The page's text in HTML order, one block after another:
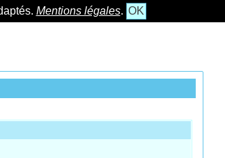
Mentions légales. OK